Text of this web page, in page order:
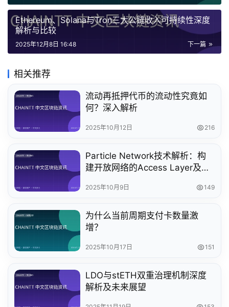
Ethereum、Solana与Tron三大公链收入可持续性深度
解析与比较
下一篇
2025年12月8日 16:48
相关推荐
流动再抵押代币的流动性究竟如
何？深入解析
2025年10月12日 216
Particle Network技术解析：构
建开放网络的Access Layer及其
2025年10月9日 149
为什么当前周期支付卡数量激
增？
2025年10月17日 151
LDO与stETH双重治理机制深度
解析及未来展望